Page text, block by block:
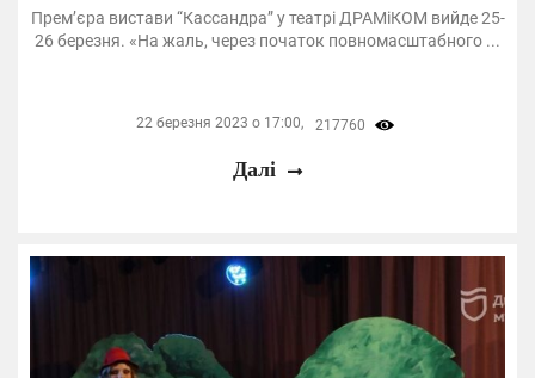
Прем’єра вистави “Кассандра” у театрі ДРАМіКОМ вийде 25-
26 березня. «На жаль, через початок повномасштабного ...
22 березня 2023 о 17:00, 217760
Далі